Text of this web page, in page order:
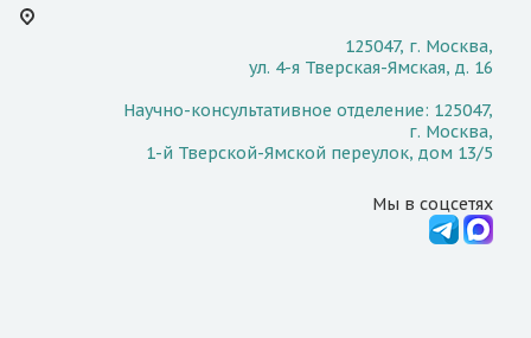
125047, г. Москва,
ул. 4-я Тверская-Ямская, д. 16
Научно-консультативное отделение: 125047,
г. Москва,
1-й Тверской-Ямской переулок, дом 13/5
Мы в соцсетях